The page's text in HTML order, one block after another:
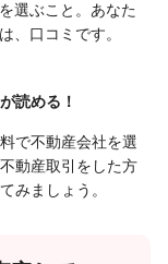
選ぶこと。あなた
、口コミです。
読める！
で不動産会社を選
動産取引をした方
みましょう。